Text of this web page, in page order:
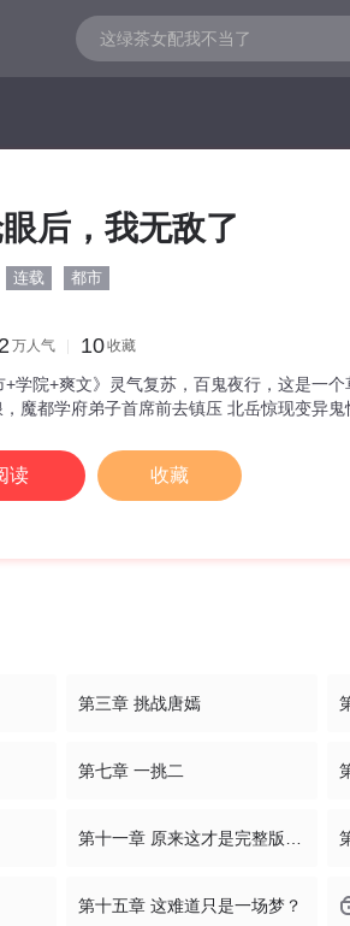
后，我无敌了
连载 都市
万人气 10收藏
+学院+爽文》灵气复苏，百鬼夜行，这是一
魔都学府弟子首席前去镇压 北岳惊现变异
读 收藏
第三章 挑战唐嫣
第七章 一挑二
第十五章 这难道只是一场梦？